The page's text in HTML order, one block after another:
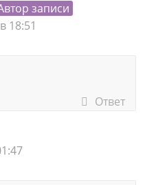
записи
18:51
Ответ